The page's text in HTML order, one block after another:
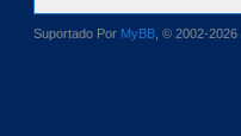
Suportado Por MyBB , © 2002-2026